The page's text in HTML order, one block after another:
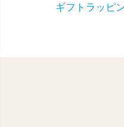
ギフトラッピ